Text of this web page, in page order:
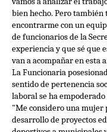
bien hecho. Pero también
encontrarme con un
de funcionarios de la
experiencia y que sé que
van a acompañar en esta
La Funcionaria
sentido de pertenencia
laboral se ha
"Me considero una
desarrollo de proyectos